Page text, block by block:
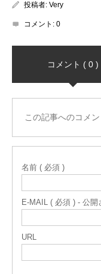
投稿者: Very
コメント: 0
コメント ( 0 )
この記事へのコメン
名前 ( 必須 )
E-MAIL ( 必須 ) - 公開
URL